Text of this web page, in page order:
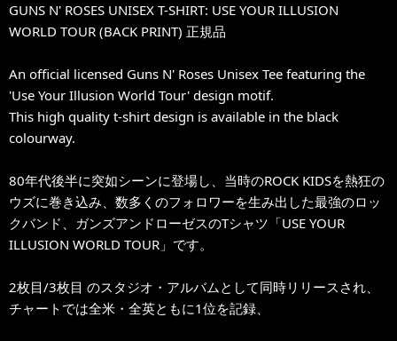
GUNS N' ROSES UNISEX T-SHIRT: USE YOUR ILLUSION
WORLD TOUR (BACK PRINT) 正規品
An official licensed Guns N' Roses Unisex Tee featuring the
'Use Your Illusion World Tour' design motif.
This high quality t-shirt design is available in the black
colourway.
80年代後半に突如シーンに登場し、当時のROCK KIDSを熱狂の
ウズに巻き込み、数多くのフォロワーを生み出した最強のロッ
クバンド、ガンズアンドローゼスのTシャツ「USE YOUR
ILLUSION WORLD TOUR」です。
2枚目/3枚目 のスタジオ・アルバムとして同時リリースされ、
チャートでは全米・全英ともに1位を記録、